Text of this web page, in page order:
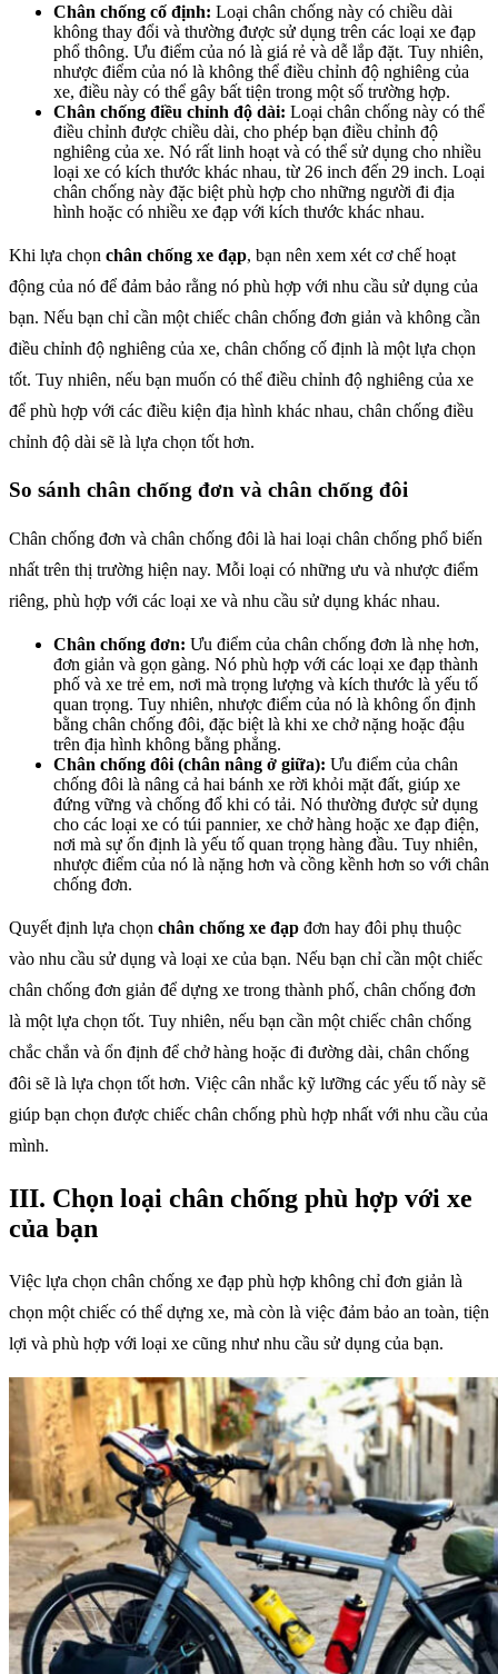
Chân chống cố định: Loại chân chống này có chiều dài
không thay đổi và thường được sử dụng trên các loại xe đạp
phổ thông. Ưu điểm của nó là giá rẻ và dễ lắp đặt. Tuy nhiên,
nhược điểm của nó là không thể điều chỉnh độ nghiêng của
xe, điều này có thể gây bất tiện trong một số trường hợp.
Chân chống điều chỉnh độ dài: Loại chân chống này có thể
điều chỉnh được chiều dài, cho phép bạn điều chỉnh độ
nghiêng của xe. Nó rất linh hoạt và có thể sử dụng cho nhiều
loại xe có kích thước khác nhau, từ 26 inch đến 29 inch. Loại
chân chống này đặc biệt phù hợp cho những người đi địa
hình hoặc có nhiều xe đạp với kích thước khác nhau.
Khi lựa chọn chân chống xe đạp, bạn nên xem xét cơ chế hoạt
động của nó để đảm bảo rằng nó phù hợp với nhu cầu sử dụng của
bạn. Nếu bạn chỉ cần một chiếc chân chống đơn giản và không cần
điều chỉnh độ nghiêng của xe, chân chống cố định là một lựa chọn
tốt. Tuy nhiên, nếu bạn muốn có thể điều chỉnh độ nghiêng của xe
để phù hợp với các điều kiện địa hình khác nhau, chân chống điều
chỉnh độ dài sẽ là lựa chọn tốt hơn.
So sánh chân chống đơn và chân chống đôi
Chân chống đơn và chân chống đôi là hai loại chân chống phổ biến
nhất trên thị trường hiện nay. Mỗi loại có những ưu và nhược điểm
riêng, phù hợp với các loại xe và nhu cầu sử dụng khác nhau.
Chân chống đơn: Ưu điểm của chân chống đơn là nhẹ hơn,
đơn giản và gọn gàng. Nó phù hợp với các loại xe đạp thành
phố và xe trẻ em, nơi mà trọng lượng và kích thước là yếu tố
quan trọng. Tuy nhiên, nhược điểm của nó là không ổn định
bằng chân chống đôi, đặc biệt là khi xe chở nặng hoặc đậu
trên địa hình không bằng phẳng.
Chân chống đôi (chân nâng ở giữa): Ưu điểm của chân
chống đôi là nâng cả hai bánh xe rời khỏi mặt đất, giúp xe
đứng vững và chống đổ khi có tải. Nó thường được sử dụng
cho các loại xe có túi pannier, xe chở hàng hoặc xe đạp điện,
nơi mà sự ổn định là yếu tố quan trọng hàng đầu. Tuy nhiên,
nhược điểm của nó là nặng hơn và cồng kềnh hơn so với chân
chống đơn.
Quyết định lựa chọn chân chống xe đạp đơn hay đôi phụ thuộc
vào nhu cầu sử dụng và loại xe của bạn. Nếu bạn chỉ cần một chiếc
chân chống đơn giản để dựng xe trong thành phố, chân chống đơn
là một lựa chọn tốt. Tuy nhiên, nếu bạn cần một chiếc chân chống
chắc chắn và ổn định để chở hàng hoặc đi đường dài, chân chống
đôi sẽ là lựa chọn tốt hơn. Việc cân nhắc kỹ lưỡng các yếu tố này sẽ
giúp bạn chọn được chiếc chân chống phù hợp nhất với nhu cầu của
mình.
III. Chọn loại chân chống phù hợp với xe
của bạn
Việc lựa chọn chân chống xe đạp phù hợp không chỉ đơn giản là
chọn một chiếc có thể dựng xe, mà còn là việc đảm bảo an toàn, tiện
lợi và phù hợp với loại xe cũng như nhu cầu sử dụng của bạn.